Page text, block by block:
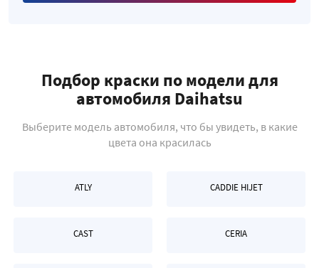
Подбор краски по модели для
автомобиля Daihatsu
Выберите модель автомобиля, что бы увидеть, в какие
цвета она красилась
ATLY CADDIE HIJET
CAST CERIA